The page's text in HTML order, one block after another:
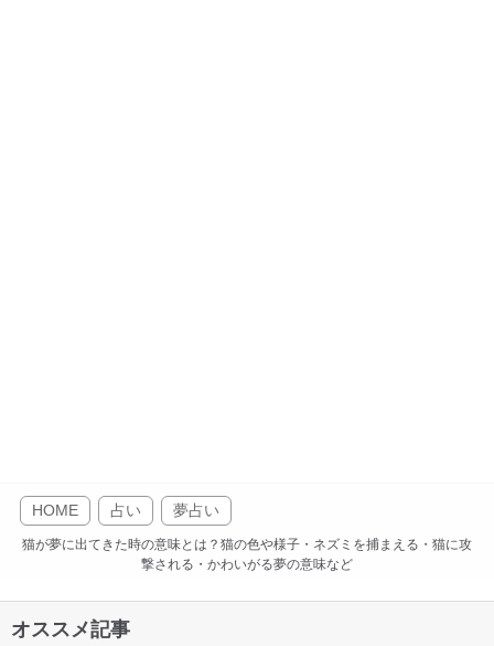
HOME 占い 夢占い
猫が夢に出てきた時の意味とは？猫の色や様子・ネズミを捕まえる・猫に攻
撃される・かわいがる夢の意味など
オススメ記事